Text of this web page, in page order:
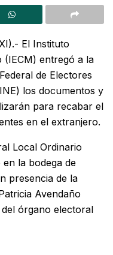
El Instituto
(IECM) entregó a la
de Electores
los documentos y
para recabar el
en el extranjero.
Local Ordinario
la bodega de
presencia de la
Avendaño
órgano electoral